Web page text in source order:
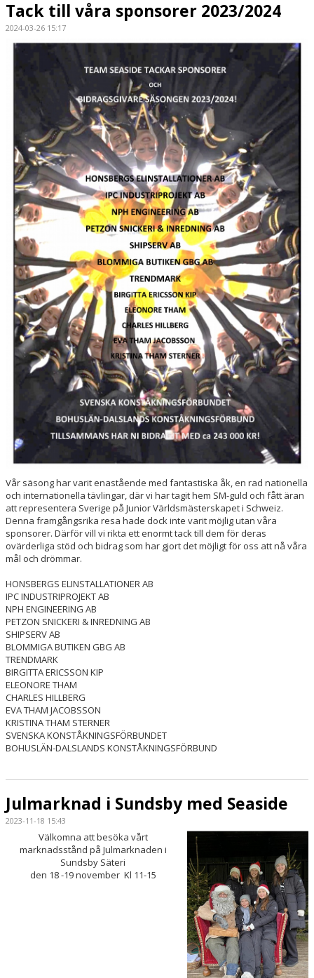
Tack till våra sponsorer 2023/2024
2024-03-26 15:17
Vår säsong har varit enastående med fantastiska åk, en rad nationella
och internationella tävlingar, där vi har tagit hem SM-guld och fått äran
att representera Sverige på Junior Världsmästerskapet i Schweiz.
Denna framgångsrika resa hade dock inte varit möjlig utan våra
sponsorer. Därför vill vi rikta ett enormt tack till dem för deras
ovärderliga stöd och bidrag som har gjort det möjligt för oss att nå våra
mål och drömmar.
HONSBERGS ELINSTALLATIONER AB
IPC INDUSTRIPROJEKT AB
NPH ENGINEERING AB
PETZON SNICKERI & INREDNING AB
SHIPSERV AB
BLOMMIGA BUTIKEN GBG AB
TRENDMARK
BIRGITTA ERICSSON KIP
ELEONORE THAM
CHARLES HILLBERG
EVA THAM JACOBSSON
KRISTINA THAM STERNER
SVENSKA KONSTÅKNINGSFÖRBUNDET
BOHUSLÄN-DALSLANDS KONSTÅKNINGSFÖRBUND
Julmarknad i Sundsby med Seaside
2023-11-18 15:43
Välkomna att besöka vårt
marknadsstånd på Julmarknaden i
Sundsby Säteri
den 18 -19 november Kl 11-15